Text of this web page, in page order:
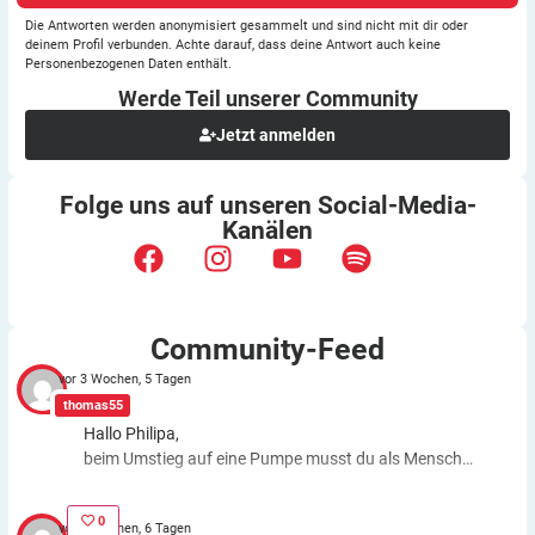
Die Antworten werden anonymisiert gesammelt und sind nicht mit dir oder
deinem Profil verbunden. Achte darauf, dass deine Antwort auch keine
Personenbezogenen Daten enthält.
Werde Teil unserer Community
Jetzt anmelden
Folge uns auf unseren Social-Media-
Kanälen
Community-Feed
thomas55
vor 3 Wochen, 5 Tagen
Hallo Philipa,
beim Umstieg auf eine Pumpe musst du als Mensch
ICT. Schätzfehler bleiben also. Du kannst aber die
0
vor 3 Wochen, 6 Tagen